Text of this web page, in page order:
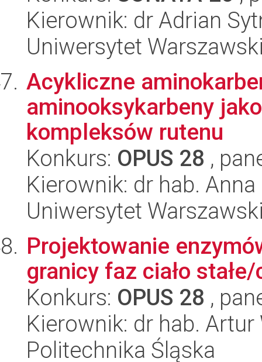
Kierownik: dr Adrian
Uniwersytet
Acykliczne
aminooksykarbeny
kompleksów rutenu
Konkurs: OPUS 28 ,
Kierownik: dr hab.
Uniwersytet
Projektowanie
granicy faz ciało
Konkurs: OPUS 28 ,
Kierownik: dr hab. Artur
Politechnika Śląska